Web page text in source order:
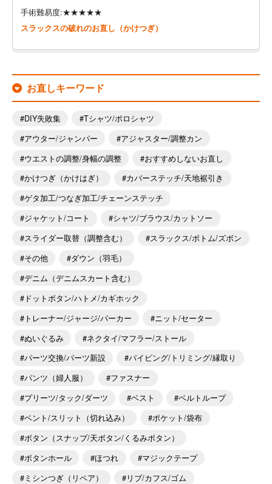
手術難易度:★★★★★
スラックスの破れのお直し（かけつぎ）
お直しキーワード
DIY失敗集
Tシャツ/ポロシャツ
アウター/ジャンパー
アジャスター/調整カン
ウエストの調整/身幅の調整
おすすめしないお直し
かけつぎ（かけはぎ）
カバーステッチ/天地裾引き
ゲタ加工/つなぎ加工/チェーンステッチ
ジャケット/コート
シャツ/ブラウス/カットソー
スライダー取替（調整含む）
スラックス/ボトム/ズボン
その他
ダウン（羽毛）
デニム（デニムスカート含む）
ドットボタン/ハトメ/カギホック
トレーナー/ジャージ/パーカー
ニット/セーター
ぬいぐるみ
ネクタイ/マフラー/ストール
パーツ交換/パーツ新設
パイピング/トリミング/縁取り
パンツ（婦人服）
ファスナー
プリーツ/タック/ダーツ
ベスト
ベルトループ
ベント/スリット（切れ込み）
ポケット/袋布
ボタン（スナップ/天ボタン/くるみボタン）
ボタンホール
ほつれ
マジックテープ
ミシンつぎ（リペア）
リブ/カフス/ゴム